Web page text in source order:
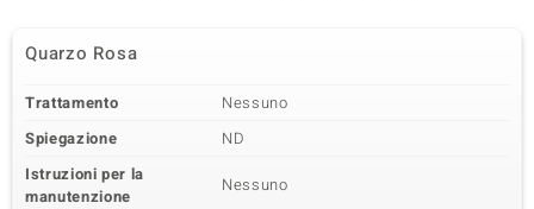
Quarzo Rosa
Trattamento
Nessuno
Spiegazione
ND
Istruzioni per la
manutenzione
Nessuno